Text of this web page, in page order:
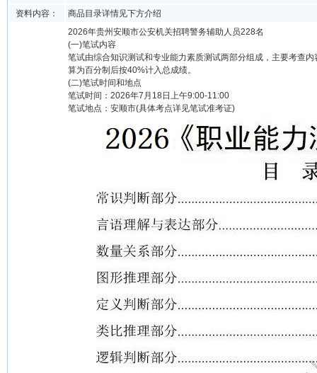
资料内容：
商品目录详情见下方介绍
2026年贵州安顺市公安机关招聘警务辅助人员228名
(一)笔试内容
笔试由综合知识测试和专业能力素质测试两部分组成，主要考查
算为百分制后按40%计入总成绩。
(二)笔试时间和地点
笔试时间：2026年7月18日上午9:00-11:00
笔试地点：安顺市(具体考点详见笔试准考证)